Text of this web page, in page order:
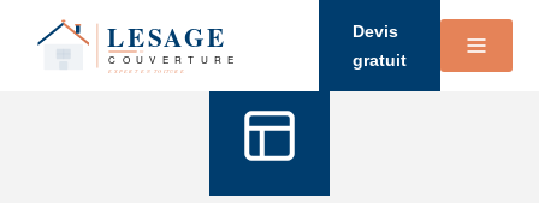
Devis
gratuit